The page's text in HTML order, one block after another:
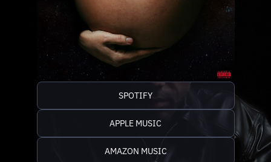
SPOTIFY
APPLE MUSIC
AMAZON MUSIC